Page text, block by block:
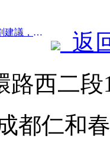
前一篇：安徽發布“十五五”規劃建議，把文化旅游業打造成為支柱產業
返
路西二
都仁